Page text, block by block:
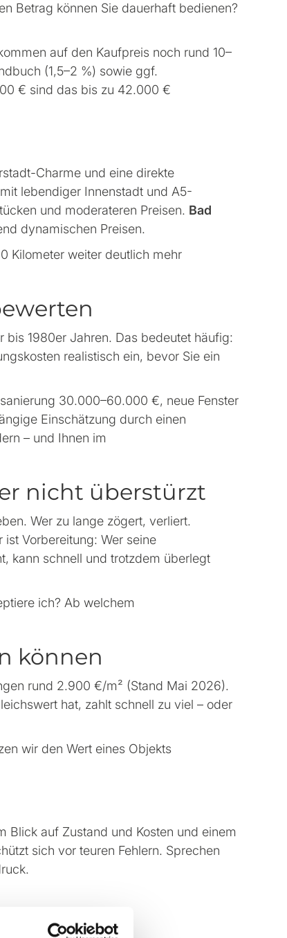
Betrag können Sie dauerhaft bedienen?
auf den Kaufpreis noch rund 10–
(1,5–2 %) sowie ggf.
€ sind das bis zu 42.000 €
Charme und eine direkte
lebendiger Innenstadt und A5-
und moderateren Preisen. Bad
dynamischen Preisen.
Kilometer weiter deutlich mehr
bis 1980er Jahren. Das bedeutet häufig:
realistisch ein, bevor Sie ein
30.000–60.000 €, neue Fenster
Einschätzung durch einen
– und Ihnen im
nicht überstürzt
Wer zu lange zögert, verliert.
Vorbereitung: Wer seine
kann schnell und trotzdem überlegt
ich? Ab welchem
können
rund 2.900 €/m² (Stand Mai 2026).
hat, zahlt schnell zu viel – oder
wir den Wert eines Objekts
Blick auf Zustand und Kosten und einem
sich vor teuren Fehlern. Sprechen